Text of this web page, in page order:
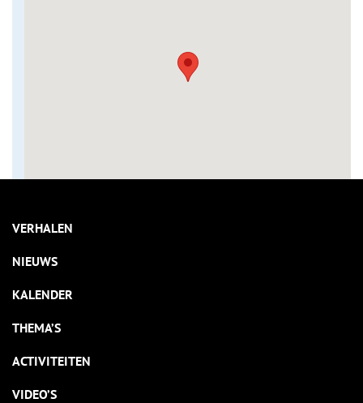
VERHALEN
NIEUWS
KALENDER
THEMA’S
ACTIVITEITEN
VIDEO’S